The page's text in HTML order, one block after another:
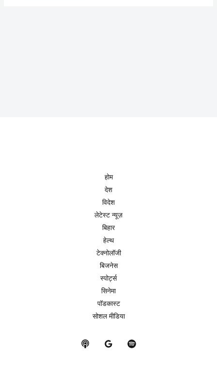
होम
देश
विदेश
लेटेस्ट न्यूज़
बिहार
हेल्थ
टेक्नोलॉजी
बिजनेस
स्पोर्ट्स
सिनेमा
पॉडकास्ट
सोशल मीडिया